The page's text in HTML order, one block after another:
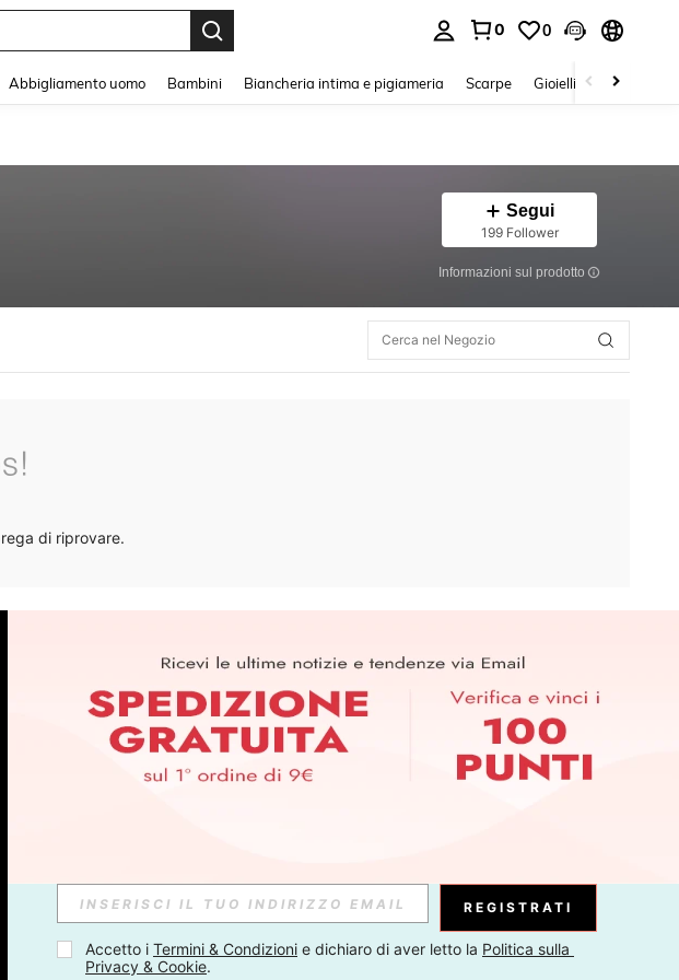
0 0
Abbigliamento uomo Bambini Biancheria intima e pigiameria Scarpe Gioielli E Accessori
Segui
199 Follower
Informazioni sul prodotto
di riprovare.
SU APP
ALLA NOSTRA NEWSLETTER PER SCOPRIRE LE ULTIME TENDENZE IN ANTEPRIMA! (È
ANNULLARE LA SOTTOSCRIZIONE IN QUALSIASI MOMENTO).
Abbonati
REGISTRATI
Accetto i Termini & Condizioni e dichiaro di aver letto la Politica sulla
Privacy & Cookie.